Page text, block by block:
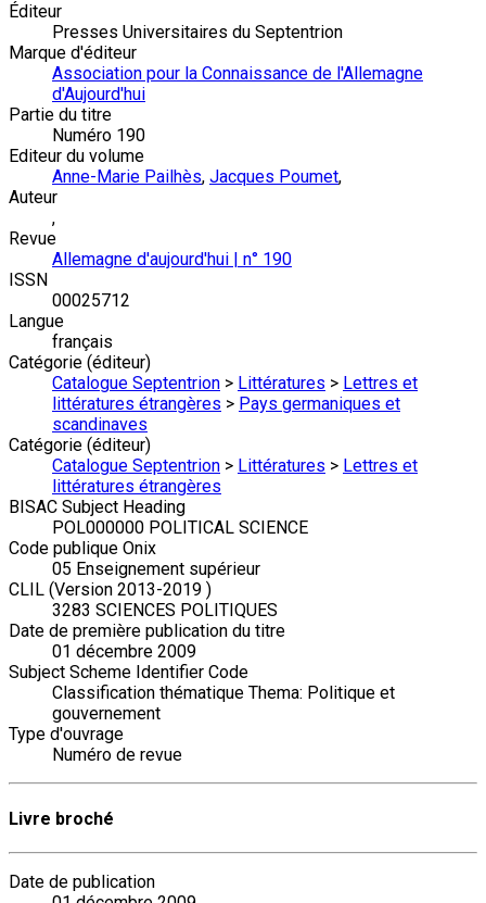
Éditeur
Presses Universitaires du Septentrion
Marque d'éditeur
Association pour la Connaissance de l'Allemagne
d'Aujourd'hui
Partie du titre
Numéro 190
Editeur du volume
Anne-Marie Pailhès, Jacques Poumet,
Auteur
,
Revue
Allemagne d'aujourd'hui | n° 190
ISSN
00025712
Langue
français
Catégorie (éditeur)
Catalogue Septentrion > Littératures > Lettres et
littératures étrangères > Pays germaniques et
scandinaves
Catégorie (éditeur)
Catalogue Septentrion > Littératures > Lettres et
littératures étrangères
BISAC Subject Heading
POL000000 POLITICAL SCIENCE
Code publique Onix
05 Enseignement supérieur
CLIL (Version 2013-2019 )
3283 SCIENCES POLITIQUES
Date de première publication du titre
01 décembre 2009
Subject Scheme Identifier Code
Classification thématique Thema: Politique et
gouvernement
Type d'ouvrage
Numéro de revue
Livre broché
Date de publication